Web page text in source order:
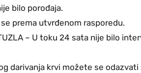
bilo porođaja.
prema utvrđenom rasporedu.
– U toku 24 sata nije bilo
darivanja krvi možete se odazvati